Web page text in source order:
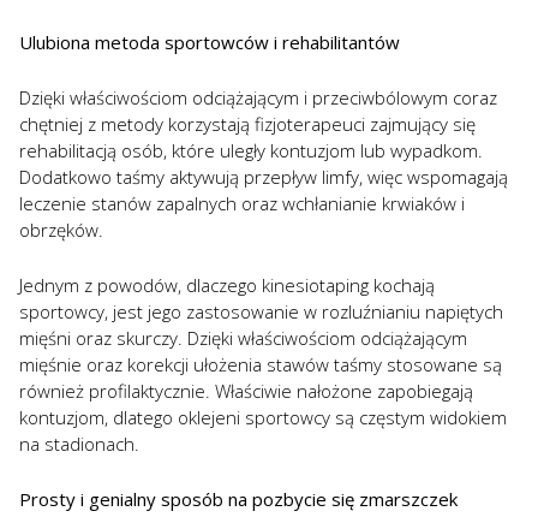
Ulubiona metoda sportowców i rehabilitantów
Dzięki właściwościom odciążającym i przeciwbólowym coraz
chętniej z metody korzystają fizjoterapeuci zajmujący się
rehabilitacją osób, które uległy kontuzjom lub wypadkom.
Dodatkowo taśmy aktywują przepływ limfy, więc wspomagają
leczenie stanów zapalnych oraz wchłanianie krwiaków i
obrzęków.
Jednym z powodów, dlaczego kinesiotaping kochają
sportowcy, jest jego zastosowanie w rozluźnianiu napiętych
mięśni oraz skurczy. Dzięki właściwościom odciążającym
mięśnie oraz korekcji ułożenia stawów taśmy stosowane są
również profilaktycznie. Właściwie nałożone zapobiegają
kontuzjom, dlatego oklejeni sportowcy są częstym widokiem
na stadionach.
Prosty i genialny sposób na pozbycie się zmarszczek